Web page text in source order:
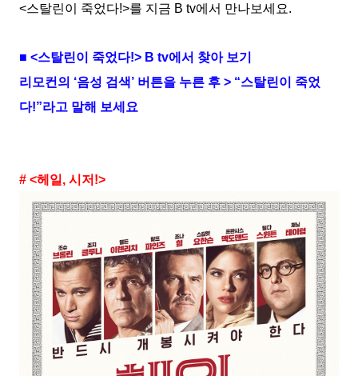
<스탈린이 죽었다!>를 지금 B tv에서 만나보세요.
■ <스탈린이 죽었다!> B tv에서 찾아 보기
리모컨의 ‘음성 검색’ 버튼을 누른 후 > “스탈린이 죽었
다!”라고 말해 보세요
# <헤일, 시저!>